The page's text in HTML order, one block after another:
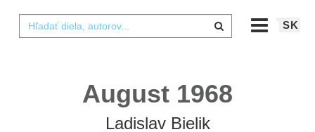
SK
August 1968
Ladislav Bielik